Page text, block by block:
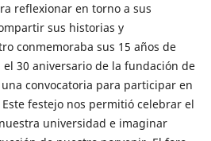
reflexionar en torno a sus
sus historias y
conmemoraba sus 15 años de
30 aniversario de la fundación de
convocatoria para participar en
festejo nos permitió celebrar el
universidad e imaginar